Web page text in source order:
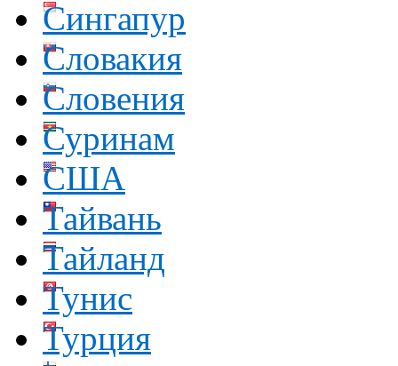
Сингапур
Словакия
Словения
Суринам
США
Тайвань
Тайланд
Тунис
Турция